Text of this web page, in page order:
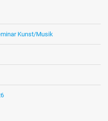
Kunst/Musik